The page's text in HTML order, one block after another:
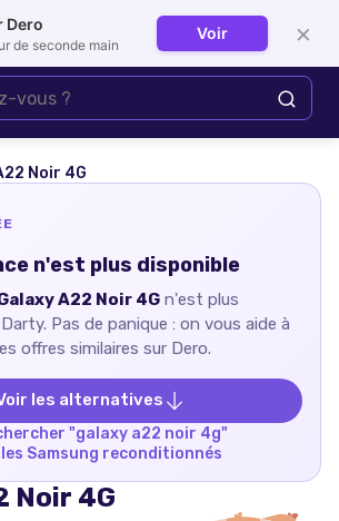
Se connecter
Noir 4G
n'est plus disponible
A22 Noir 4G n'est plus
Darty. Pas de panique : on vous aide à
offres similaires sur Dero.
les alternatives
"galaxy a22 noir 4g"
Samsung reconditionnés
Noir 4G
Dero
de seconde main
Voir ×